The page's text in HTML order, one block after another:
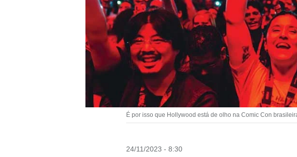
É por isso que Hollywood está de olho na Comic Con
24/11/2023 - 8:30